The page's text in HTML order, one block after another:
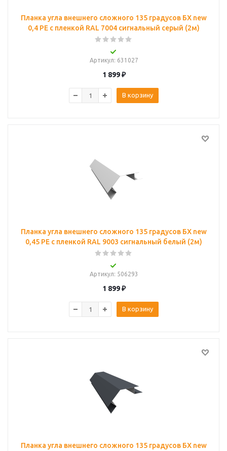
Планка угла внешнего сложного 135 градусов БХ new
0,4 PE с пленкой RAL 7004 сигнальный серый (2м)
Артикул: 631027
1 899₽
В корзину
Планка угла внешнего сложного 135 градусов БХ new
0,45 PE с пленкой RAL 9003 сигнальный белый (2м)
Артикул: 506293
1 899₽
В корзину
Планка угла внешнего сложного 135 градусов БХ new